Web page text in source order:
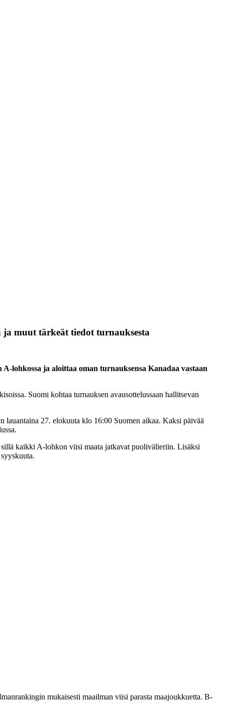
muut tärkeät tiedot turnauksesta
lohkossa ja aloittaa oman turnauksensa Kanadaa vastaan
Suomi kohtaa turnauksen avausottelussaan hallitsevan
lauantaina 27. elokuuta klo 16:00 Suomen aikaa. Kaksi päivää
kaikki A-lohkon viisi maata jatkavat puolivälieriin. Lisäksi
mukaisesti maailman viisi parasta maajoukkuetta. B-